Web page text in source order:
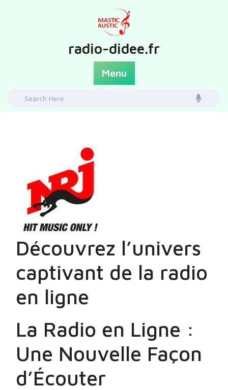
radio-didee.fr
Menu
Search
Découvrez l’univers
captivant de la radio
en ligne
La Radio en Ligne :
Une Nouvelle Façon
d’Écouter